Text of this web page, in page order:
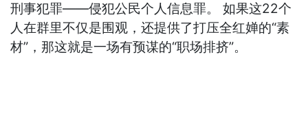
刑事犯罪——侵犯公民个人信息罪。 如果这22个
人在群里不仅是围观，还提供了打压全红婵的“素
材”，那这就是一场有预谋的“职场排挤”。